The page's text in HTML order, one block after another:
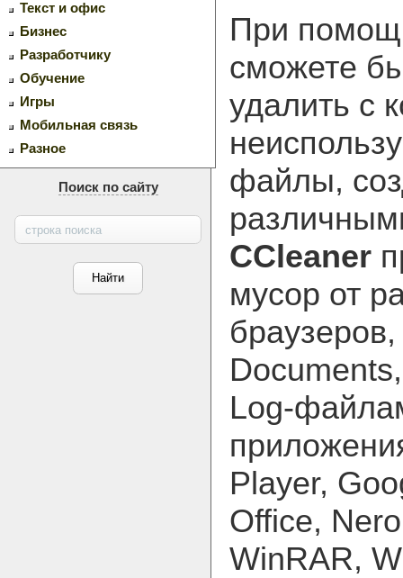
Текст и офис
Бизнес
Разработчику
Обучение
Игры
Мобильная связь
Разное
Поиск по сайту
При
сможете
удалить с
файлы,
CCleaner
мусор от
Log-
Player,
Office,
WinRAR,